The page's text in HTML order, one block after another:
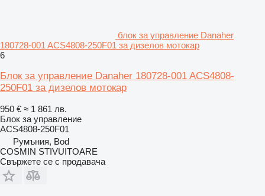
блок за управление Danaher
180728-001 ACS4808-250F01 за дизелов мотокар
6
Блок за управление Danaher 180728-001 ACS4808-
250F01 за дизелов мотокар
950 € ≈ 1 861 лв.
Блок за управление
ACS4808-250F01
Румъния, Bod
COSMIN STIVUITOARE
Свържете се с продавача